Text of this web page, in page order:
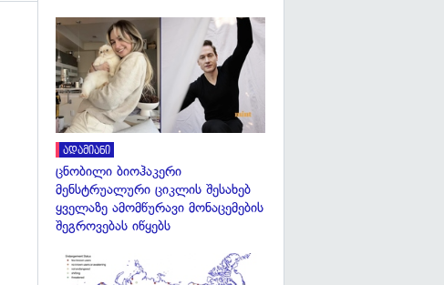
ადამიანი
ცნობილი ბიოჰაკერი
მენსტრუალური ციკლის შესახებ
ყველაზე ამომწურავი მონაცემების
შეგროვებას იწყებს